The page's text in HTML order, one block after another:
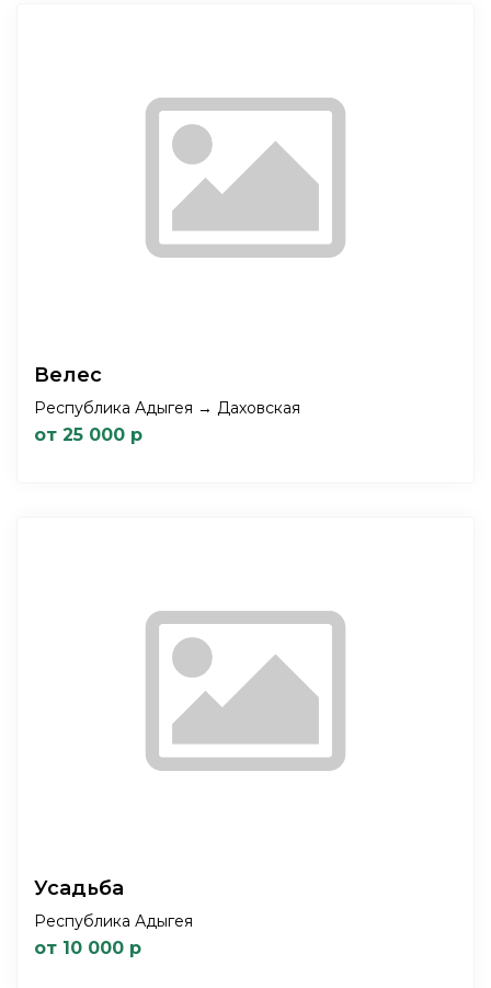
Велес
Республика Адыгея → Даховская
от 25 000 р
Усадьба
Республика Адыгея
от 10 000 р